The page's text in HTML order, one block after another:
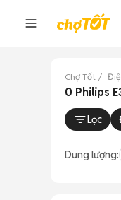
Chợ Tốt
0 Philips
Lọc
Dung lượng: